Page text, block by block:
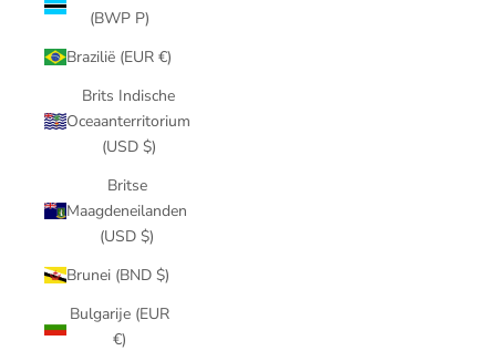
(BWP P)
Brazilië (EUR €)
Brits Indische
Oceaanterritorium
(USD $)
Britse
Maagdeneilanden
(USD $)
Brunei (BND $)
Bulgarije (EUR
€)